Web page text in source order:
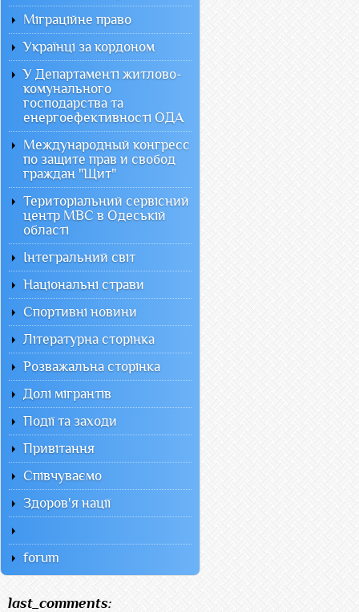
Міграційне право
Українці за кордоном
У Департаменті житлово-
комунального
господарства та
енергоефективності ОДА
Международный конгресс
по защите прав и свобод
граждан "Щит"
Територіальний сервісний
центр МВС в Одеській
області
Інтегральний світ
Національні страви
Спортивні новини
Літературна сторінка
Розважальна сторінка
Долі мігрантів
Події та заходи
Привітання
Співчуваємо
Здоров'я нації
forum
last_comments: